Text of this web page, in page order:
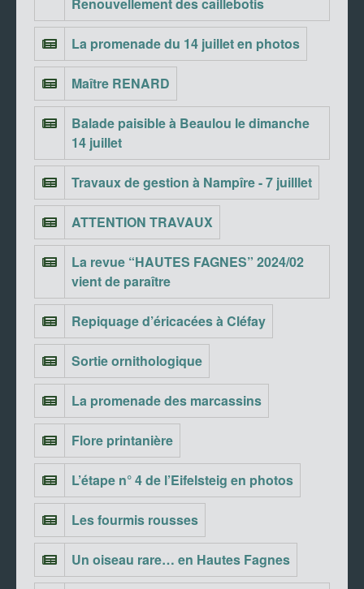
La promenade du 14 juillet en photos
Maître RENARD
Balade paisible à Beaulou le dimanche
14 juillet
Travaux de gestion à Nampîre - 7 juilllet
ATTENTION TRAVAUX
La revue “HAUTES FAGNES” 2024/02
vient de paraître
Repiquage d’éricacées à Cléfay
Sortie ornithologique
La promenade des marcassins
Flore printanière
L’étape n° 4 de l’Eifelsteig en photos
Les fourmis rousses
Un oiseau rare… en Hautes Fagnes